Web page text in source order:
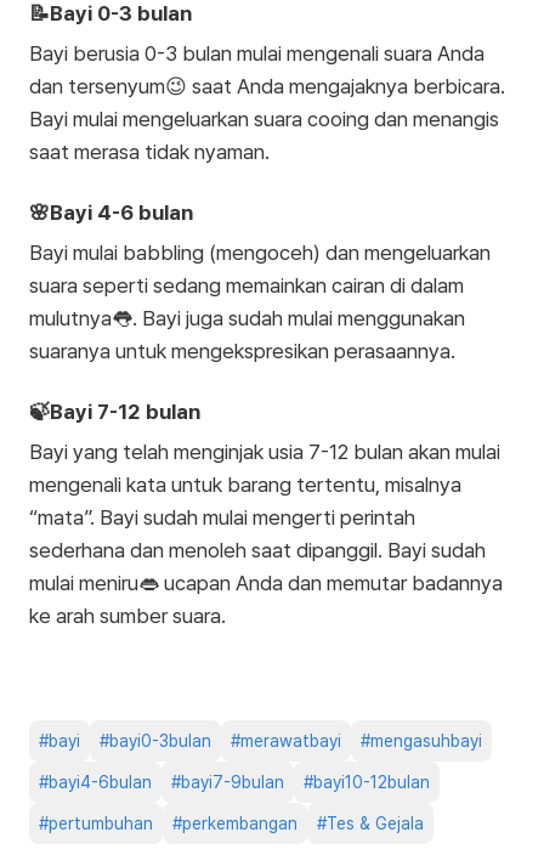
📝Bayi 0-3 bulan
Bayi berusia 0-3 bulan mulai mengenali suara Anda
dan tersenyum😉 saat Anda mengajaknya berbicara.
Bayi mulai mengeluarkan suara cooing dan menangis
saat merasa tidak nyaman.
🌸Bayi 4-6 bulan
Bayi mulai babbling (mengoceh) dan mengeluarkan
suara seperti sedang memainkan cairan di dalam
mulutnya👅. Bayi juga sudah mulai menggunakan
suaranya untuk mengekspresikan perasaannya.
🍃Bayi 7-12 bulan
Bayi yang telah menginjak usia 7-12 bulan akan mulai
mengenali kata untuk barang tertentu, misalnya
“mata”. Bayi sudah mulai mengerti perintah
sederhana dan menoleh saat dipanggil. Bayi sudah
mulai meniru👄 ucapan Anda dan memutar badannya
ke arah sumber suara.
#bayi #bayi0-3bulan #merawatbayi #mengasuhbayi
#bayi4-6bulan #bayi7-9bulan #bayi10-12bulan
#pertumbuhan #perkembangan #Tes & Gejala